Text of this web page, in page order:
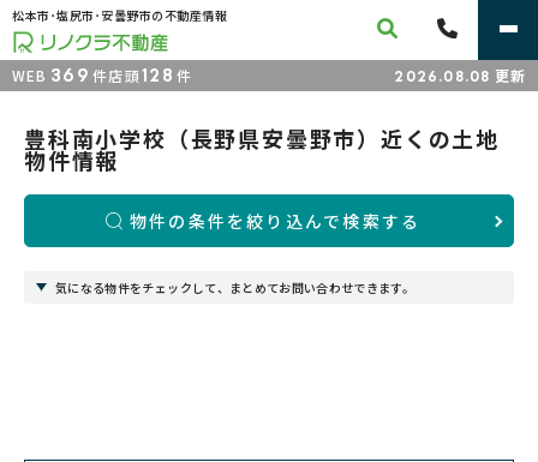
松本市･塩尻市･安曇野市の不動産情報
WEB 369 件店頭128 件 2026.08.08 更新
豊科南小学校（長野県安曇野市）近くの土地
物件情報
物件の条件を絞り込んで検索する
気になる物件をチェックして、まとめてお問い合わせできます。